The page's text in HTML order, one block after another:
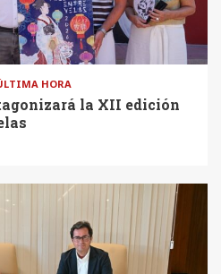
HORA
la XII edición